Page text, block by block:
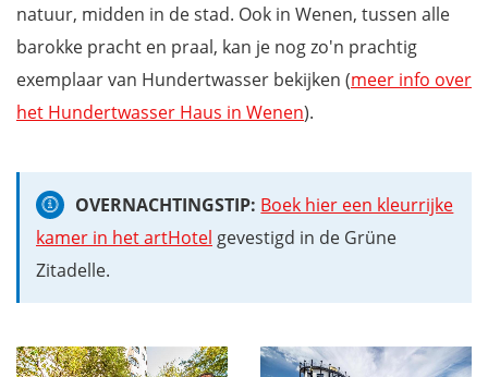
natuur, midden in de stad. Ook in Wenen, tussen alle
barokke pracht en praal, kan je nog zo'n prachtig
exemplaar van Hundertwasser bekijken (meer info over
het Hundertwasser Haus in Wenen).
OVERNACHTINGSTIP: Boek hier een kleurrijke
kamer in het artHotel gevestigd in de Grüne
Zitadelle.